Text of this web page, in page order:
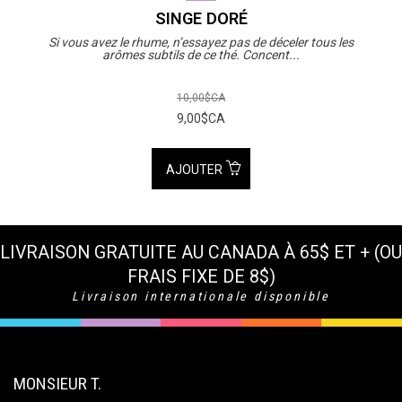
SINGE DORÉ
Si vous avez le rhume, n’essayez pas de déceler tous les
arômes subtils de ce thé. Concent...
10,00$CA
9,00$CA
AJOUTER
LIVRAISON GRATUITE AU CANADA À 65$ ET + (OU
FRAIS FIXE DE 8$)
Livraison internationale disponible
MONSIEUR T.